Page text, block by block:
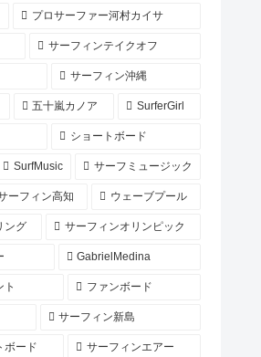
プロサーファー河村カイサ
サーフィンテイクオフ
サーフィン沖縄
五十嵐カノア SurferGirl
ショートボード
SurfMusic サーフミュージック
ーフィン高知 ウェーブプール
ング サーフィンオリンピック
GabrielMedina
ト ファンボード
サーフィン新島
ボード サーフィンエアー